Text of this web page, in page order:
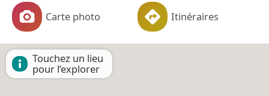
Carte photo Itinéraires
Touchez un lieu
pour l’explorer